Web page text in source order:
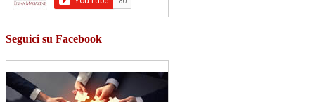
Seguici su Facebook